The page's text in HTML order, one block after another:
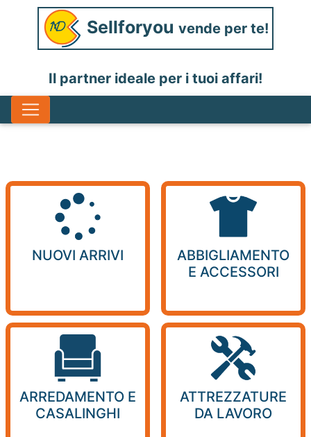
Sellforyou vende per te!
Il partner ideale per i tuoi affari!
NUOVI ARRIVI
ABBIGLIAMENTO
E ACCESSORI
ARREDAMENTO E
CASALINGHI
ATTREZZATURE
DA LAVORO